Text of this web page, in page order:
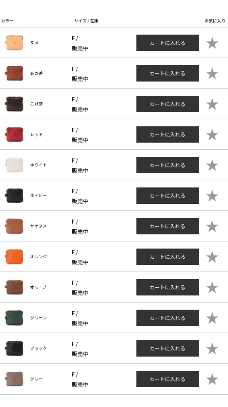
カラー サイズ / 在庫 お気に入り
ヌメ
F /
販売中
カートに入れる ★
あか茶
F /
販売中
カートに入れる ★
こげ茶
F /
販売中
カートに入れる ★
レッド
F /
販売中
カートに入れる ★
ホワイト
F /
販売中
カートに入れる ★
ネイビー
F /
販売中
カートに入れる ★
ヤケヌメ
F /
販売中
カートに入れる ★
オレンジ
F /
販売中
カートに入れる ★
オリーブ
F /
販売中
カートに入れる ★
グリーン
F /
販売中
カートに入れる ★
ブラック
F /
販売中
カートに入れる ★
グレー
F /
販売中
カートに入れる ★